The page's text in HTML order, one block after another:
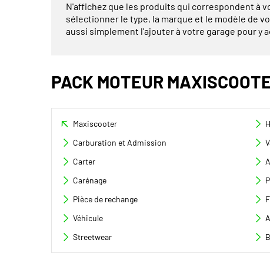
N'affichez que les produits qui correspondent à
sélectionner le type, la marque et le modèle de
aussi simplement l'ajouter à votre garage pour y
PACK MOTEUR
Maxiscooter
Carburation et Admission
Carter
Carénage
Pièce de rechange
Véhicule
Streetwear